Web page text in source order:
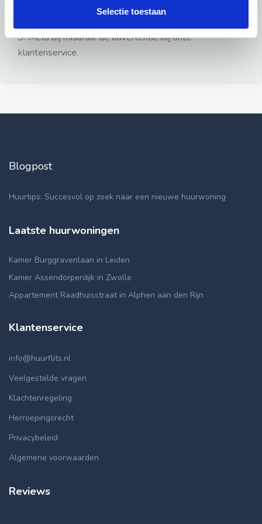
Selectie toestaan
3: Meld bij misbruik de advertentie bij onze
klantenservice.
Blogpost
Huurtips: Succesvol op zoek naar een nieuwe huurwoning
Laatste huurwoningen
Kamer Burggravenlaan in Leiden
Kamer Assendorperdijk in Zwolle
Appartement Raadhuisstraat in Alphen aan den Rijn
Klantenservice
info@huurflits.nl
Veelgestelde vragen
Klachtenregeling
Herroepingsrecht
Privacybeleid
Algemene voorwaarden
Reviews